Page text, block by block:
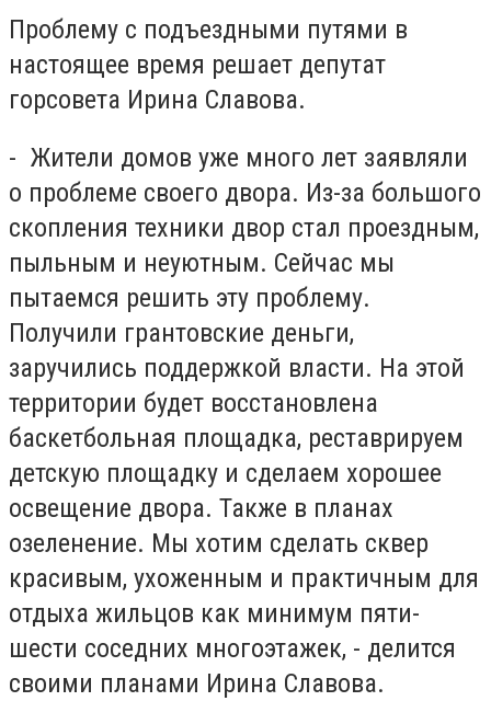
Проблему с подъездными путями в
настоящее время решает депутат
горсовета Ирина Славова.
- Жители домов уже много лет заявляли
о проблеме своего двора. Из-за большого
скопления техники двор стал проездным,
пыльным и неуютным. Сейчас мы
пытаемся решить эту проблему.
Получили грантовские деньги,
заручились поддержкой власти. На этой
территории будет восстановлена
баскетбольная площадка, реставрируем
детскую площадку и сделаем хорошее
освещение двора. Также в планах
озеленение. Мы хотим сделать сквер
красивым, ухоженным и практичным для
отдыха жильцов как минимум пяти-
шести соседних многоэтажек, - делится
своими планами Ирина Славова.